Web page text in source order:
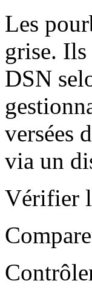
Les
grise. Ils
DSN
versées
via un
Vérifier